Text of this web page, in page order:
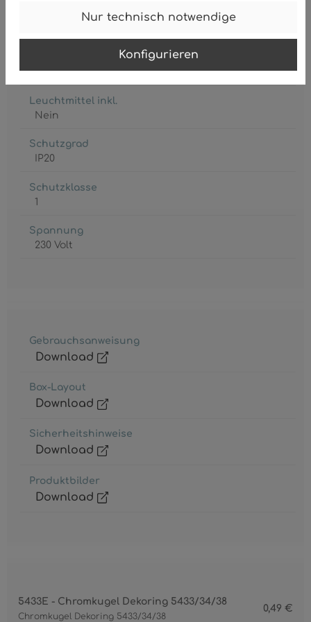
Nur technisch notwendige
Konfigurieren
Leistungsaufnahme
max. 40 Watt
Leuchtmittel inkl.
Nein
Schutzgrad
IP20
Schutzklasse
1
Spannung
230 Volt
Gebrauchsanweisung
Download
Box-Layout
Download
Sicherheitshinweise
Download
Produktbilder
Download
5433E - Chromkugel Dekoring 5433/34/38
Chromkugel Dekoring 5433/34/38
0,49 €